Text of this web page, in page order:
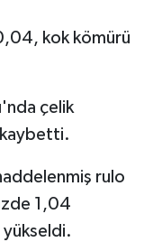
kok kömürü
çelik
rulo
1,04